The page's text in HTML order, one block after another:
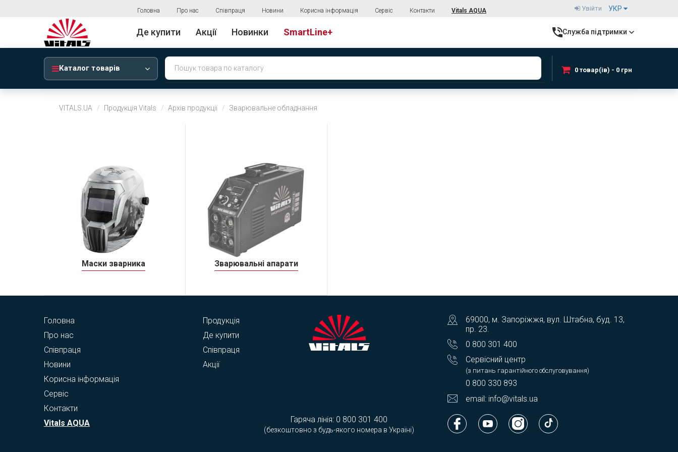
Головна Про нас Співпраця Новини Корисна інформація Сервіс Контакти Vitals AQUA УКР
Увійти
Де купити Акції Новинки SmartLine+ Служба підтримки
Каталог товарів 0 товар(ів) - 0 грн
VITALS.UA Продукція Vitals Архів продукції Зварювальне обладнання
Маски зварника Зварювальні апарати
Головна
Про нас
Співпраця
Новини
Корисна інформація
Сервіс
Контакти
Vitals AQUA
Продукція
Де купити
Співпраця
Акції
69000, м. Запоріжжя, вул. Штабна, буд. 13,
пр. 23.
0 800 301 400
Сервісний центр
(з питань гарантійного обслуговування)
0 800 330 893
email: info@vitals.ua
Гаряча лінія: 0 800 301 400
(безкоштовно з будь-якого номера в Україні)